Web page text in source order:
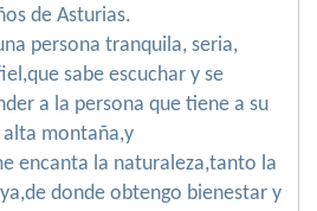
de Asturias.
persona tranquila, seria,
sabe escuchar y se
a la persona que tiene a su
alta montaña,y
encanta la naturaleza,tanto la
donde obtengo bienestar y